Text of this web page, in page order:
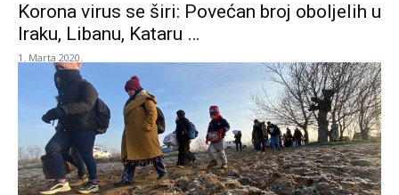
Korona virus se širi: Povećan broj oboljelih u
Iraku, Libanu, Kataru …
1. Marta 2020.